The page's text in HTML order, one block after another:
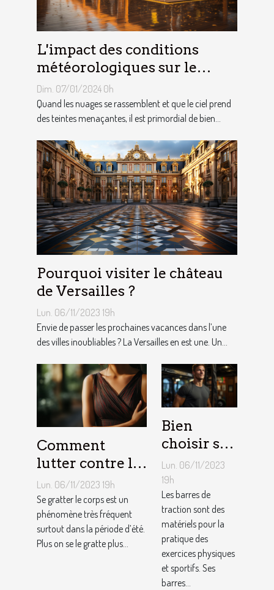
L'impact des conditions
météorologiques sur le
choix des tentes publicitaires
Dim. 07/01/2024 0h
Quand les nuages se rassemblent et que le ciel prend
des teintes menaçantes, il est primordial de bien...
Pourquoi visiter le château
de Versailles ?
Lun. 06/11/2023 19h
Envie de passer les prochaines vacances dans l’une
des villes inoubliables ? La Versailles en est une. Un...
Comment
lutter contre la
démangeaison ?
Lun. 06/11/2023 19h
Se gratter le corps est un
phénomène très fréquent
surtout dans la période d’été.
Plus on se le gratte plus...
Bien
choisir sa
barre de
traction :
nos
conseils !
Lun. 06/11/2023
19h
Les barres de
traction sont des
matériels pour la
pratique des
exercices physiques
et sportifs. Ses
barres...